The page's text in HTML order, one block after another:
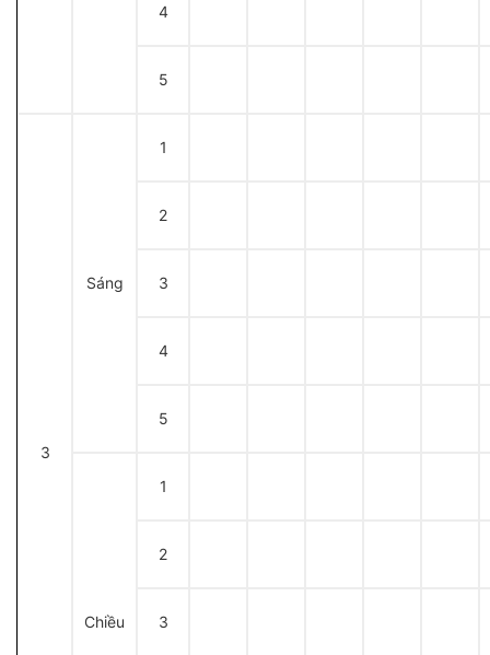
4
5
3
Sáng
1
2
3
4
5
Chiều
1
2
3